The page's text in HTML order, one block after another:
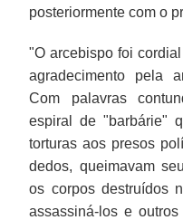
posteriormente com o
"O arcebispo foi
agradecimento pela
Com palavras
espiral de "barbárie"
torturas aos presos
dedos, queimavam
os corpos destruídos
assassiná-los e